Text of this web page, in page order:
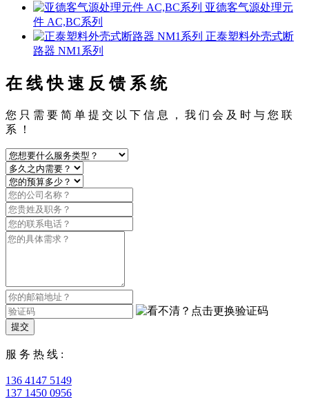
亚德客气源处理元
件 AC,BC系列
正泰塑料外壳式断
路器 NM1系列
在 线 快 速 反 馈 系 统
您 只 需 要 简 单 提 交 以 下 信 息 ， 我 们 会 及 时 与 您 联
系 ！
提交
服 务 热 线 :
136 4147 5149
137 1450 0956